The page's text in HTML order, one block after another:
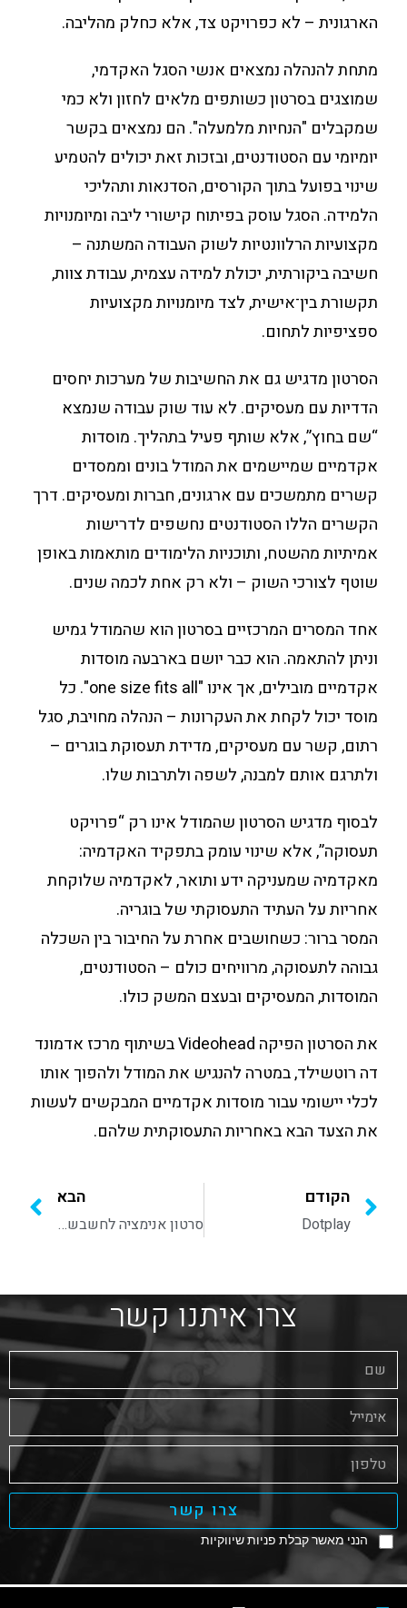
הארגונית – לא כפרויקט צד, אלא כחלק מהליבה.
מתחת להנהלה נמצאים אנשי הסגל האקדמי,
שמוצגים בסרטון כשותפים מלאים לחזון ולא כמי
שמקבלים "הנחיות מלמעלה". הם נמצאים בקשר
יומיומי עם הסטודנטים, ובזכות זאת יכולים להטמיע
שינוי בפועל בתוך הקורסים, הסדנאות ותהליכי
הלמידה. הסגל עוסק בפיתוח קישורי ליבה ומיומנויות
מקצועיות הרלוונטיות לשוק העבודה המשתנה –
חשיבה ביקורתית, יכולת למידה עצמית, עבודת צוות,
תקשורת בין־אישית, לצד מיומנויות מקצועיות
ספציפיות לתחום.
הסרטון מדגיש גם את החשיבות של מערכות יחסים
הדדיות עם מעסיקים. לא עוד שוק עבודה שנמצא
“שם בחוץ”, אלא שותף פעיל בתהליך. מוסדות
אקדמיים שמיישמים את המודל בונים וממסדים
קשרים מתמשכים עם ארגונים, חברות ומעסיקים. דרך
הקשרים הללו הסטודנטים נחשפים לדרישות
אמיתיות מהשטח, ותוכניות הלימודים מותאמות באופן
שוטף לצורכי השוק – ולא רק אחת לכמה שנים.
אחד המסרים המרכזיים בסרטון הוא שהמודל גמיש
וניתן להתאמה. הוא כבר יושם בארבעה מוסדות
אקדמיים מובילים, אך אינו "one size fits all". כל
מוסד יכול לקחת את העקרונות – הנהלה מחויבת, סגל
רתום, קשר עם מעסיקים, מדידת תעסוקת בוגרים –
ולתרגם אותם למבנה, לשפה ולתרבות שלו.
לבסוף מדגיש הסרטון שהמודל אינו רק “פרויקט
תעסוקה”, אלא שינוי עומק בתפקיד האקדמיה:
מאקדמיה שמעניקה ידע ותואר, לאקדמיה שלוקחת
אחריות על העתיד התעסוקתי של בוגריה.
המסר ברור: כשחושבים אחרת על החיבור בין השכלה
גבוהה לתעסוקה, מרוויחים כולם – הסטודנטים,
המוסדות, המעסיקים ובעצם המשק כולו.
את הסרטון הפיקה Videohead בשיתוף מרכז אדמונד
דה רוטשילד, במטרה להנגיש את המודל ולהפוך אותו
לכלי יישומי עבור מוסדות אקדמיים המבקשים לעשות
את הצעד הבא באחריות התעסוקתית שלהם.
הקודם
Dotplay
הבא
סרטון אנימציה לחשבשבת
צרו איתנו קשר
הנני מאשר קבלת פניות שיווקיות
צרו קשר